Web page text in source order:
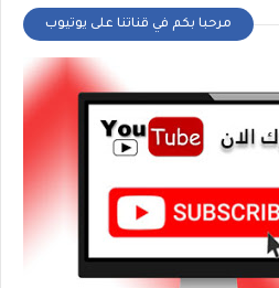
مرحبا بكم في قناتنا على يوتيوب